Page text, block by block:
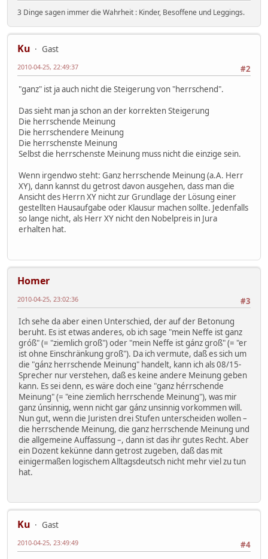
3 Dinge sagen immer die Wahrheit : Kinder, Besoffene und Leggings.
Ku
Gast
#2
2010-04-25, 22:49:37
"ganz" ist ja auch nicht die Steigerung von "herrschend".
Das sieht man ja schon an der korrekten Steigerung
Die herrschende Meinung
Die herrschendere Meinung
Die herrschenste Meinung
Selbst die herrschenste Meinung muss nicht die einzige sein.
Wenn irgendwo steht: Ganz herrschende Meinung (a.A. Herr
XY), dann kannst du getrost davon ausgehen, dass man die
Ansicht des Herrn XY nicht zur Grundlage der Lösung einer
gestellten Hausaufgabe oder Klausur machen sollte. Jedenfalls
so lange nicht, als Herr XY nicht den Nobelpreis in Jura
erhalten hat.
Homer
#3
2010-04-25, 23:02:36
Ich sehe da aber einen Unterschied, der auf der Betonung
beruht. Es ist etwas anderes, ob ich sage "mein Neffe ist ganz
gróß" (= "ziemlich groß") oder "mein Neffe ist gánz groß" (= "er
ist ohne Einschränkung groß"). Da ich vermute, daß es sich um
die "gánz herrschende Meinung" handelt, kann ich als 08/15-
Sprecher nur verstehen, daß es keine andere Meinung geben
kann. Es sei denn, es wäre doch eine "ganz hérrschende
Meinung" (= "eine ziemlich herrschende Meinung"), was mir
ganz únsinnig, wenn nicht gar gánz unsinnig vorkommen will.
Nun gut, wenn die Juristen drei Stufen unterscheiden wollen –
die herrschende Meinung, die ganz herrschende Meinung und
die allgemeine Auffassung –, dann ist das ihr gutes Recht. Aber
ein Dozent kekünne dann getrost zugeben, daß das mit
einigermaßen logischem Alltagsdeutsch nicht mehr viel zu tun
hat.
Ku
Gast
#4
2010-04-25, 23:49:49